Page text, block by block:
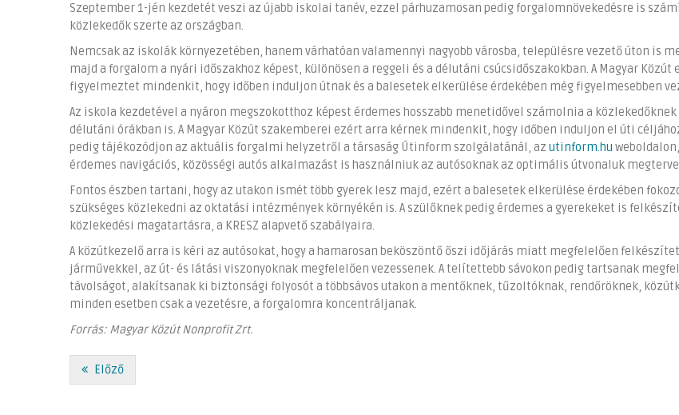
Szeptember 1-jén kezdetét veszi az újabb iskolai tanév, ezzel párhuzamosan pedig forgalomnövekedésre is
közlekedők szerte az országban.
Nemcsak az iskolák környezetében, hanem várhatóan valamennyi nagyobb városba, településre vezető úton is
majd a forgalom a nyári időszakhoz képest, különösen a reggeli és a délutáni csúcsidőszakokban. A Magyar Közút
figyelmeztet mindenkit, hogy időben induljon útnak és a balesetek elkerülése érdekében még figyelmesebben
Az iskola kezdetével a nyáron megszokotthoz képest érdemes hosszabb menetidővel számolnia a közlekedőknek
délutáni órákban is. A Magyar Közút szakemberei ezért arra kérnek mindenkit, hogy időben induljon el úti
pedig tájékozódjon az aktuális forgalmi helyzetről a társaság Útinform szolgálatánál, az utinform.hu
érdemes navigációs, közösségi autós alkalmazást is használniuk az autósoknak az optimális útvonaluk
Fontos észben tartani, hogy az utakon ismét több gyerek lesz majd, ezért a balesetek elkerülése érdekében
szükséges közlekedni az oktatási intézmények környékén is. A szülőknek pedig érdemes a gyerekeket is
közlekedési magatartásra, a KRESZ alapvető szabályaira.
A közútkezelő arra is kéri az autósokat, hogy a hamarosan beköszöntő őszi időjárás miatt megfelelően
járművekkel, az út- és látási viszonyoknak megfelelően vezessenek. A telítettebb sávokon pedig tartsanak
távolságot, alakítsanak ki biztonsági folyosót a többsávos utakon a mentőknek, tűzoltóknak, rendőröknek,
minden esetben csak a vezetésre, a forgalomra koncentráljanak.
Forrás: Magyar Közút Nonprofit Zrt.
Előző